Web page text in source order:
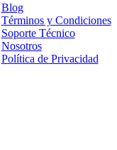
Blog
Términos y Condiciones
Soporte Técnico
Nosotros
Política de Privacidad